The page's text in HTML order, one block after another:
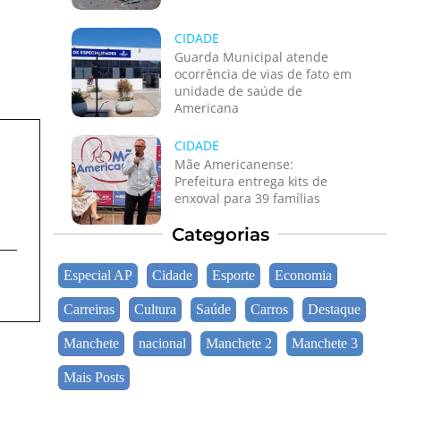
CIDADE
Guarda Municipal atende
ocorrência de vias de fato em
unidade de saúde de
Americana
CIDADE
Mãe Americanense:
Prefeitura entrega kits de
enxoval para 39 famílias
Categorias
Especial AP Cidade Esporte Economia
Carreiras Cultura Saúde Carros Destaque
Manchete nacional Manchete 2 Manchete 3
Mais Posts